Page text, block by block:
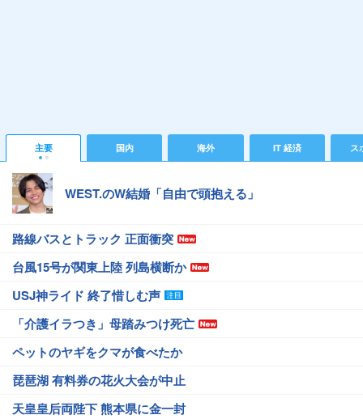
主要 国内 海外 IT 経済 ス
WEST.のW結婚「自由で頭抱える」
路線バスとトラック 正面衝突
台風15号が関東上陸 列島横断か
USJ神ライド 終了惜しむ声
「介護イラつき」母踏みつけ死亡
ペットのヤギをクマが食べたか
琵琶湖 有料券の花火大会が中止
天皇皇后両陛下 熊本県に金一封